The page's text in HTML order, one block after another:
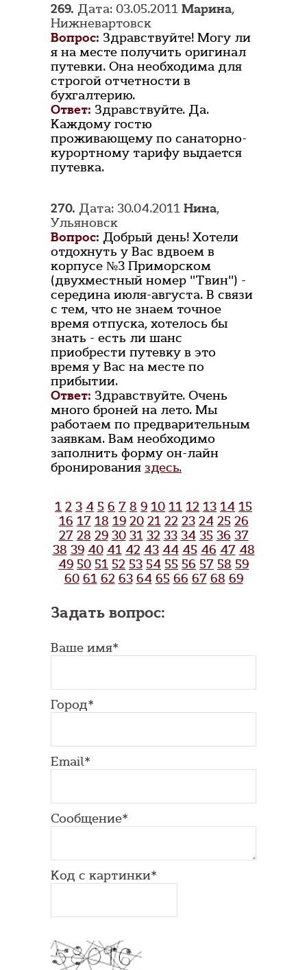
269. Дата: 03.05.2011 Марина,
Нижневартовск
Вопрос: Здравствуйте! Могу ли
я на месте получить оригинал
путевки. Она необходима для
строгой отчетности в
бухгалтерию.
Ответ: Здравствуйте. Да.
Каждому гостю
проживающему по санаторно-
курортному тарифу выдается
путевка.
270. Дата: 30.04.2011 Нина,
Ульяновск
Вопрос: Добрый день! Хотели
отдохнуть у Вас вдвоем в
корпусе №3 Приморском
(двухместный номер "Твин") -
середина июля-августа. В связи
с тем, что не знаем точное
время отпуска, хотелось бы
знать - есть ли шанс
приобрести путевку в это
время у Вас на месте по
прибытии.
Ответ: Здравствуйте. Очень
много броней на лето. Мы
работаем по предварительным
заявкам. Вам необходимо
заполнить форму он-лайн
бронирования здесь.
1 2 3 4 5 6 7 8 9 10 11 12 13 14 15
16 17 18 19 20 21 22 23 24 25 26
27 28 29 30 31 32 33 34 35 36 37
38 39 40 41 42 43 44 45 46 47 48
49 50 51 52 53 54 55 56 57 58 59
60 61 62 63 64 65 66 67 68 69
Задать вопрос:
Ваше имя*
Город*
Email*
Сообщение*
Код с картинки*